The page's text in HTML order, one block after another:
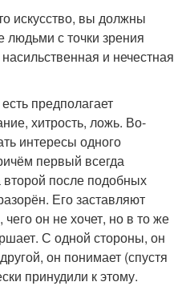
искусство, вы должны
людьми с точки зрения
и нечестная
предполагает
хитрость, ложь. Во-
интересы одного
первый всегда
после подобных
Его заставляют
он не хочет, но в то же
С одной стороны, он
он понимает (спустя
принудили к этому.